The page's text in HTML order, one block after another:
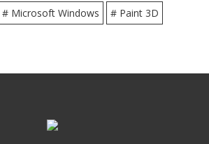
# Microsoft Windows
# Paint 3D